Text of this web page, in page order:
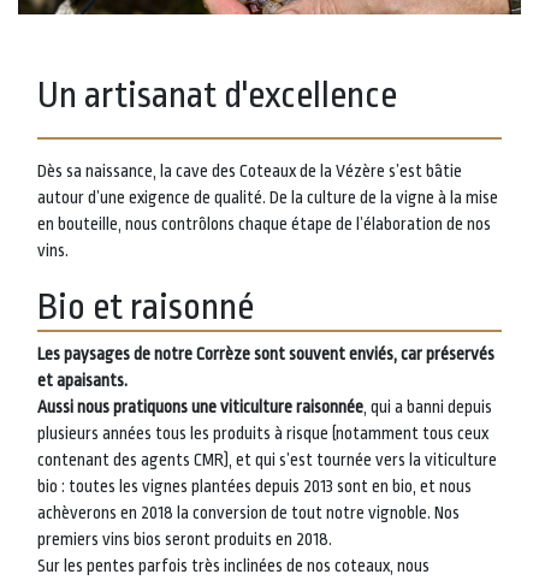
Un artisanat d'excellence
Dès sa naissance, la cave des Coteaux de la Vézère s’est bâtie
autour d’une exigence de qualité. De la culture de la vigne à la mise
en bouteille, nous contrôlons chaque étape de l’élaboration de nos
vins.
Bio et raisonné
Les paysages de notre Corrèze sont souvent enviés, car préservés
et apaisants.
Aussi nous pratiquons une viticulture raisonnée, qui a banni depuis
plusieurs années tous les produits à risque (notamment tous ceux
contenant des agents CMR), et qui s’est tournée vers la viticulture
bio : toutes les vignes plantées depuis 2013 sont en bio, et nous
achèverons en 2018 la conversion de tout notre vignoble. Nos
premiers vins bios seront produits en 2018.
Sur les pentes parfois très inclinées de nos coteaux, nous